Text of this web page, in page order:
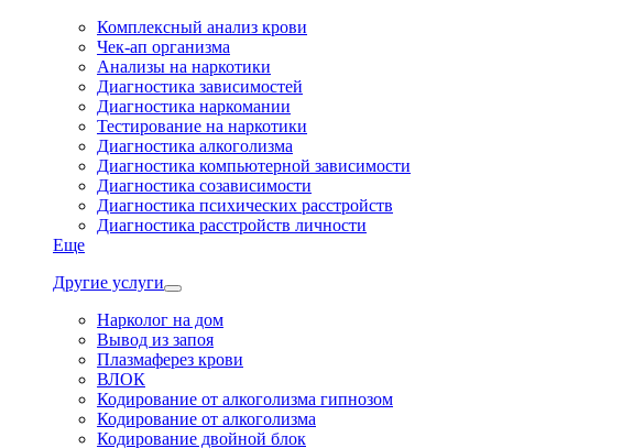
Комплексный анализ крови
Чек-ап организма
Анализы на наркотики
Диагностика зависимостей
Диагностика наркомании
Тестирование на наркотики
Диагностика алкоголизма
Диагностика компьютерной зависимости
Диагностика созависимости
Диагностика психических расстройств
Диагностика расстройств личности
Еще
Другие услуги
Нарколог на дом
Вывод из запоя
Плазмаферез крови
ВЛОК
Кодирование от алкоголизма гипнозом
Кодирование от алкоголизма
Кодирование двойной блок